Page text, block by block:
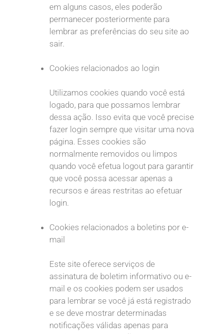
em alguns casos, eles poderão
permanecer posteriormente para
lembrar as preferências do seu site ao
sair.
Cookies relacionados ao login
Utilizamos cookies quando você está
logado, para que possamos lembrar
dessa ação. Isso evita que você precise
fazer login sempre que visitar uma nova
página. Esses cookies são
normalmente removidos ou limpos
quando você efetua logout para garantir
que você possa acessar apenas a
recursos e áreas restritas ao efetuar
login.
Cookies relacionados a boletins por e-
mail
Este site oferece serviços de
assinatura de boletim informativo ou e-
mail e os cookies podem ser usados
para lembrar se você já está registrado
e se deve mostrar determinadas
notificações válidas apenas para